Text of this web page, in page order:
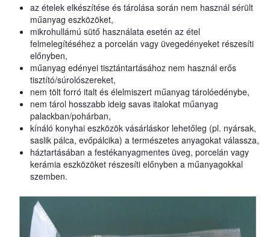
az ételek elkészítése és tárolása során nem használ sérült
műanyag eszközöket,
mikrohullámú sütő használata esetén az étel
felmelegítéséhez a porcelán vagy üvegedényeket részesíti
előnyben,
műanyag edényei tisztántartásához nem használ erős
tisztító/súrolószereket,
nem tölt forró italt és élelmiszert műanyag tárolóedénybe,
nem tárol hosszabb ideig savas italokat műanyag
palackban/pohárban,
kínáló konyhai eszközök vásárláskor lehetőleg (pl. nyársak,
saslik pálca, evőpálcika) a természetes anyagokat válassza,
háztartásában a festékanyagmentes üveg, porcelán vagy
kerámia eszközöket részesíti előnyben a műanyagokkal
szemben.